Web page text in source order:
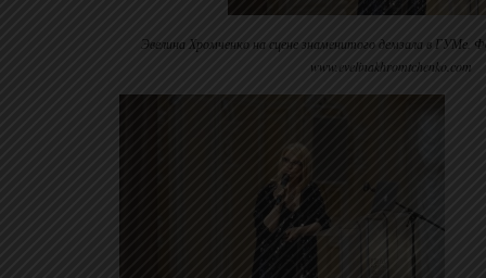
Эвелина Хромченко на сцене знаменитого демзала в ГУМе.
www.evelinakhromtchenko.com